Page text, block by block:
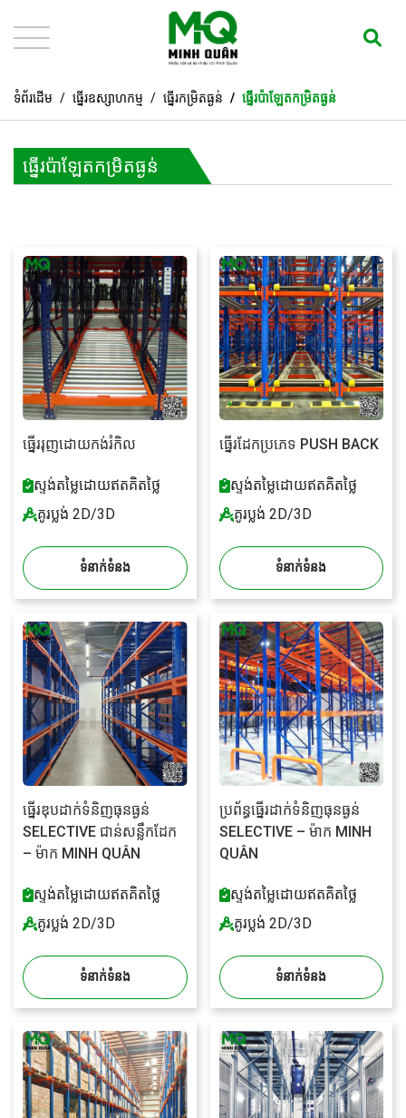
ទំព័រដើម ធ្នើរឧស្សាហកម្ម ធ្នើរកម្រិតធ្ងន់ ធ្នើរប៉ាឡែតកម្រិតធ្ងន់
ធ្នើរប៉ាឡែតកម្រិតធ្ងន់
ធ្នើររុញដោយកង់រំកិល
ស្ទង់តម្លៃដោយឥតគិតថ្លៃ
គូរប្លង់ 2D/3D
ទំនាក់ទំនង
ធ្នើរដែកប្រភេទ PUSH BACK
ស្ទង់តម្លៃដោយឥតគិតថ្លៃ
គូរប្លង់ 2D/3D
ទំនាក់ទំនង
ធ្នើរឌុបដាក់ទំនិញធុនធ្ងន់
SELECTIVE ជាន់សន្លឹកដែក
– ម៉ាក MINH QUÂN
ស្ទង់តម្លៃដោយឥតគិតថ្លៃ
គូរប្លង់ 2D/3D
ទំនាក់ទំនង
ប្រព័ន្ធធ្នើរដាក់ទំនិញធុនធ្ងន់
SELECTIVE – ម៉ាក MINH
QUÂN
ស្ទង់តម្លៃដោយឥតគិតថ្លៃ
គូរប្លង់ 2D/3D
ទំនាក់ទំនង